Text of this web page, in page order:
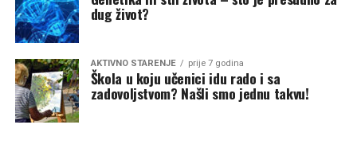
dug život?
AKTIVNO STARENJE prije 7 godina
Škola u koju učenici idu rado i sa
zadovoljstvom? Našli smo jednu takvu!